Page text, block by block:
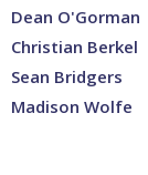
Dean O'Gorman
Christian Berkel
Sean Bridgers
Madison Wolfe